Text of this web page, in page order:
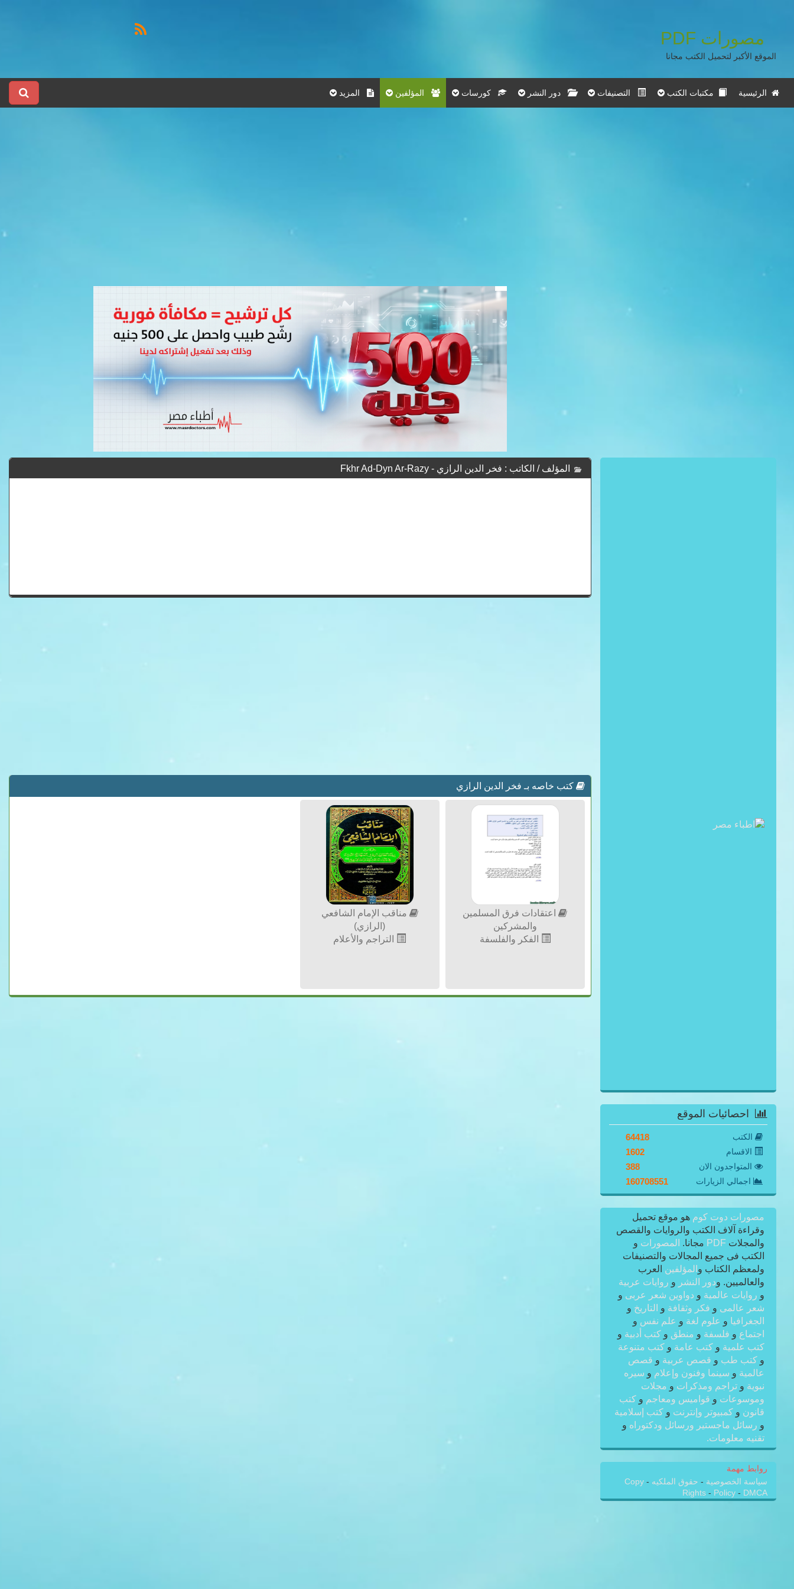
مصورات PDF
الموقع الأكبر لتحميل الكتب مجانا
الرئيسية مكتبات الكتب التصنيفات دور النشر كورسات المؤلفين المزيد
المؤلف / الكاتب : فخر الدين الرازي - Fkhr Ad-Dyn Ar-Razy
كتب خاصه بـ فخر الدين الرازي
اعتقادات فرق المسلمين
والمشركين
الفكر والفلسفة
مناقب الإمام الشافعي
(الرازي)
التراجم والأعلام
احصائيات الموقع
الكتب 64418
الاقسام 1602
المتواجدون الان 388
اجمالي الزيارات 160708551
مصورات دوت كوم هو موقع تحميل
وقراءة آلاف الكتب والروايات والقصص
والمجلات PDF مجانا. المصورات و
الكتب فى جميع المجالات والتصنيفات
ولمعظم الكتاب و المؤلفين العرب
والعالميين. ودور النشر و روايات عربية
و روايات عالمية و دواوين شعر عربى و
شعر عالمى و فكر وثقافة و التاريخ و
الجغرافيا و علوم لغة و علم نفس و
اجتماع و فلسفة و منطق و كتب أدبية و
كتب علمية و كتب عامة و كتب متنوعة
و كتب طب و قصص عربية و قصص
عالمية و سينما وفنون وإعلام و سيره
نبوية و تراجم ومذكرات و مجلات
وموسوعات و قواميس ومعاجم و كتب
قانون و كمبيوتر وإنترنت و كتب إسلامية
و رسائل ماجستير ورسائل ودكتوراه و
تقنيه معلومات.
روابط مهمة
سياسة الخصوصية - حقوق الملكيه -
Copy
Rights - Policy - DMCA